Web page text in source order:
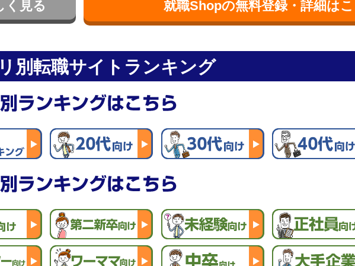
く見る 就職Shopの無料登録・詳細は
別転職サイトランキング